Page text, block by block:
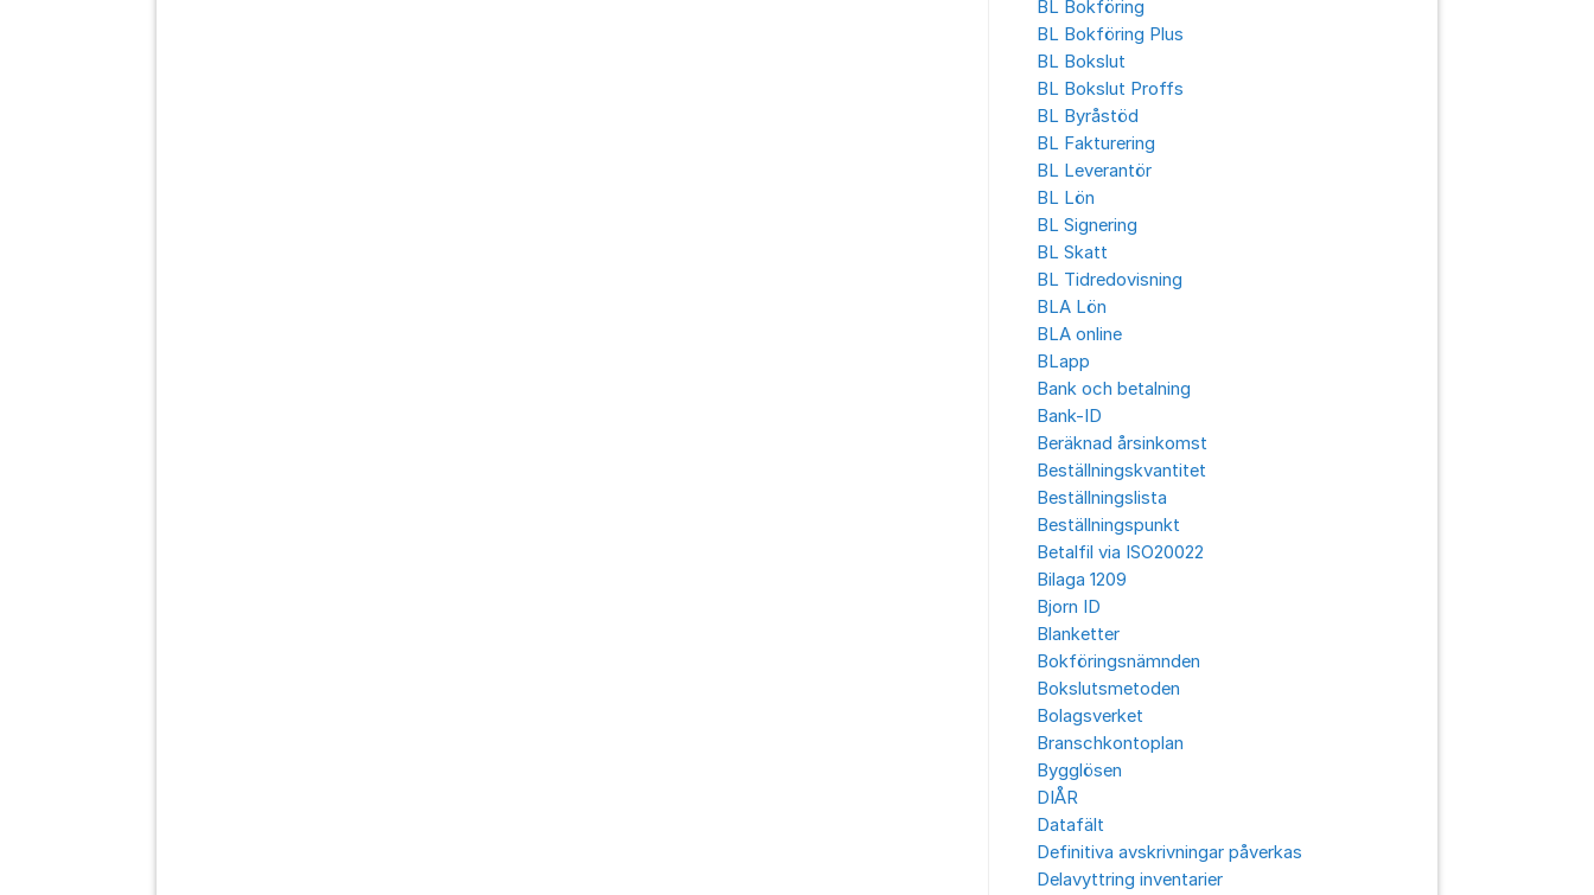
BL Bokföring
BL Bokföring Plus
BL Bokslut
BL Bokslut Proffs
BL Byråstöd
BL Fakturering
BL Leverantör
BL Lön
BL Signering
BL Skatt
BL Tidredovisning
BLA Lön
BLA online
BLapp
Bank och betalning
Bank-ID
Beräknad årsinkomst
Beställningskvantitet
Beställningslista
Beställningspunkt
Betalfil via ISO20022
Bilaga 1209
Bjorn ID
Blanketter
Bokföringsnämnden
Bokslutsmetoden
Bolagsverket
Branschkontoplan
Bygglösen
DIÅR
Datafält
Definitiva avskrivningar påverkas
Delavyttring inventarier